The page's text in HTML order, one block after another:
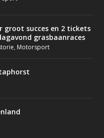
groot succes en 2 tickets
grasbaanraces
, Motorsport